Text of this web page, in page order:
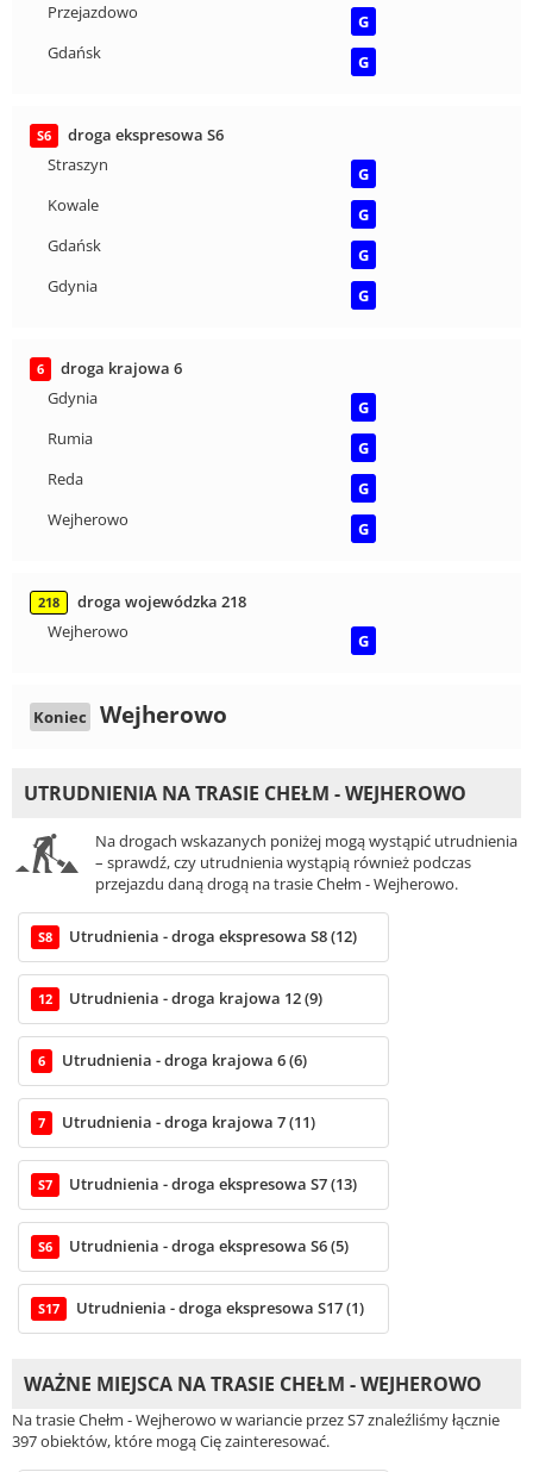
Przejazdowo
G
Gdańsk
G
S6
droga ekspresowa S6
Straszyn
G
Kowale
G
Gdańsk
G
Gdynia
G
6
droga krajowa 6
Gdynia
G
Rumia
G
Reda
G
Wejherowo
G
218
droga wojewódzka 218
Wejherowo
G
Koniec Wejherowo
UTRUDNIENIA NA TRASIE CHEŁM - WEJHEROWO
Na drogach wskazanych poniżej mogą wystąpić utrudnienia
– sprawdź, czy utrudnienia wystąpią również podczas
przejazdu daną drogą na trasie Chełm - Wejherowo.
S8 Utrudnienia - droga ekspresowa S8 (12)
12 Utrudnienia - droga krajowa 12 (9)
6 Utrudnienia - droga krajowa 6 (6)
7 Utrudnienia - droga krajowa 7 (11)
S7 Utrudnienia - droga ekspresowa S7 (13)
S6 Utrudnienia - droga ekspresowa S6 (5)
S17 Utrudnienia - droga ekspresowa S17 (1)
WAŻNE MIEJSCA NA TRASIE CHEŁM - WEJHEROWO
Na trasie Chełm - Wejherowo w wariancie przez S7 znaleźliśmy łącznie
397 obiektów, które mogą Cię zainteresować.